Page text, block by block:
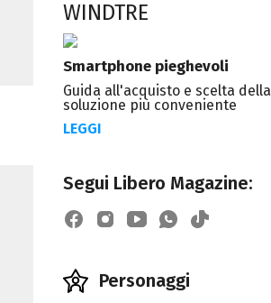
WINDTRE
Smartphone pieghevoli
Guida all'acquisto e scelta della
soluzione più conveniente
LEGGI
Segui Libero Magazine:
Personaggi